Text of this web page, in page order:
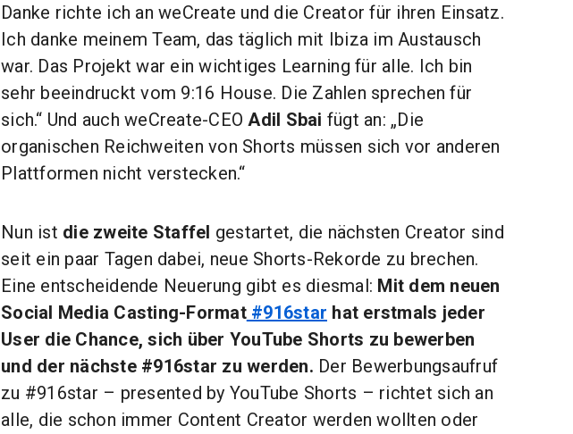
Danke richte ich an weCreate und die Creator für ihren Einsatz.
Ich danke meinem Team, das täglich mit Ibiza im Austausch
war. Das Projekt war ein wichtiges Learning für alle. Ich bin
sehr beeindruckt vom 9:16 House. Die Zahlen sprechen für
sich.“ Und auch weCreate-CEO Adil Sbai fügt an: „Die
organischen Reichweiten von Shorts müssen sich vor anderen
Plattformen nicht verstecken.“
Nun ist die zweite Staffel gestartet, die nächsten Creator sind
seit ein paar Tagen dabei, neue Shorts-Rekorde zu brechen.
Eine entscheidende Neuerung gibt es diesmal: Mit dem neuen
Social Media Casting-Format#916star hat erstmals jeder
User die Chance, sich über YouTube Shorts zu bewerben
und der nächste #916star zu werden. Der Bewerbungsaufruf
zu #916star – presented by YouTube Shorts – richtet sich an
alle, die schon immer Content Creator werden wollten oder